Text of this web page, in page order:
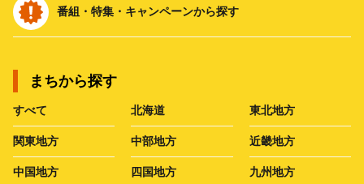
番組・特集・キャンペーンから探す
まちから探す
すべて 北海道 東北地方
関東地方 中部地方 近畿地方
中国地方 四国地方 九州地方